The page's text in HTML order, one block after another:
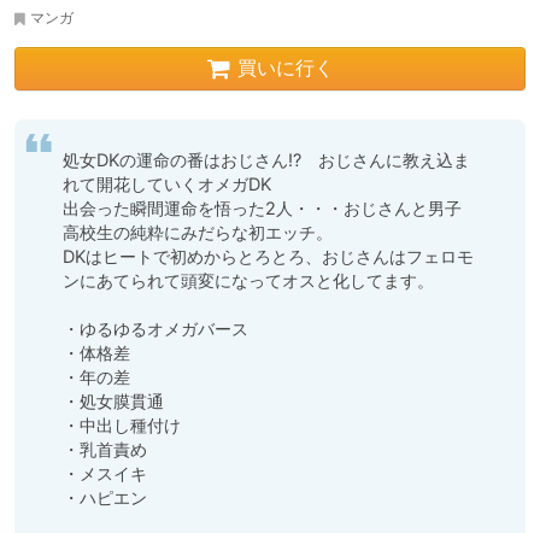
マンガ
買いに行く
処女DKの運命の番はおじさん!?　おじさんに教え込ま
れて開花していくオメガDK
出会った瞬間運命を悟った2人・・・おじさんと男子
高校生の純粋にみだらな初エッチ。
DKはヒートで初めからとろとろ、おじさんはフェロモ
ンにあてられて頭変になってオスと化してます。
・ゆるゆるオメガバース
・体格差
・年の差
・処女膜貫通
・中出し種付け
・乳首責め
・メスイキ
・ハピエン